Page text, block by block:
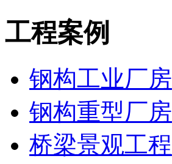
工程案例
钢构工业厂房
钢构重型厂房
桥梁景观工程